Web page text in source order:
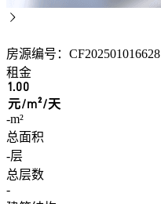
房源编号：CF202501016628
租金
1.00
元/m²/天
-m²
总面积
-层
总层数
-